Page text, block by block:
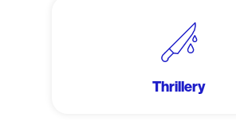
Thrillery